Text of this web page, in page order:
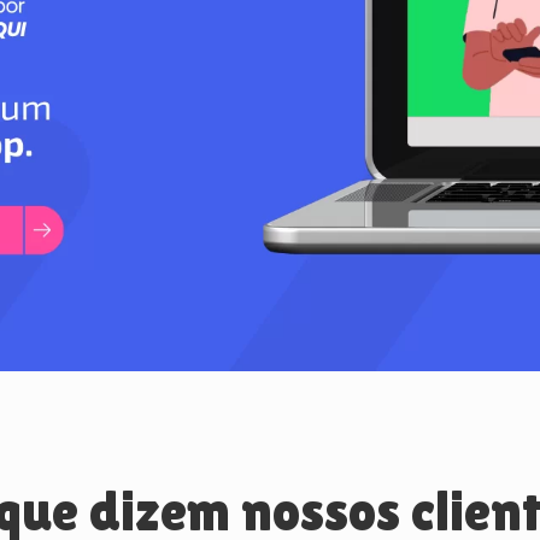
dizem nossos